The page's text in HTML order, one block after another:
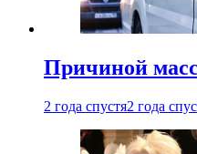
Причиной
2 года спустя2 года